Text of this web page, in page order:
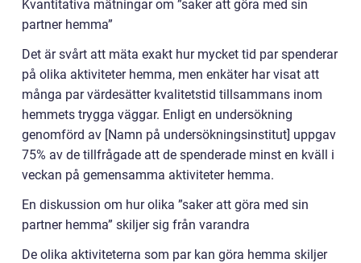
Kvantitativa mätningar om ”saker att göra med sin
partner hemma”
Det är svårt att mäta exakt hur mycket tid par spenderar
på olika aktiviteter hemma, men enkäter har visat att
många par värdesätter kvalitetstid tillsammans inom
hemmets trygga väggar. Enligt en undersökning
genomförd av [Namn på undersökningsinstitut] uppgav
75% av de tillfrågade att de spenderade minst en kväll i
veckan på gemensamma aktiviteter hemma.
En diskussion om hur olika ”saker att göra med sin
partner hemma” skiljer sig från varandra
De olika aktiviteterna som par kan göra hemma skiljer